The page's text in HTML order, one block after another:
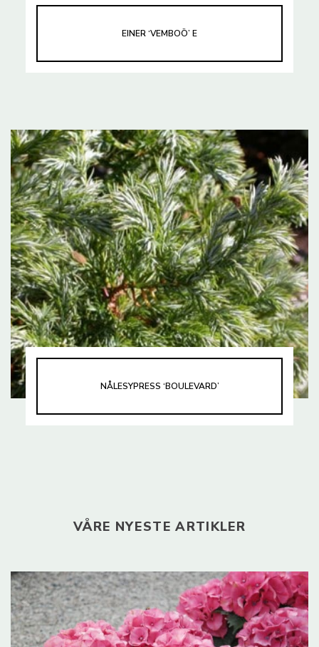
EINER ‘VEMBOÖ’ E
NÅLESYPRESS ‘BOULEVARD’
VÅRE NYESTE ARTIKLER